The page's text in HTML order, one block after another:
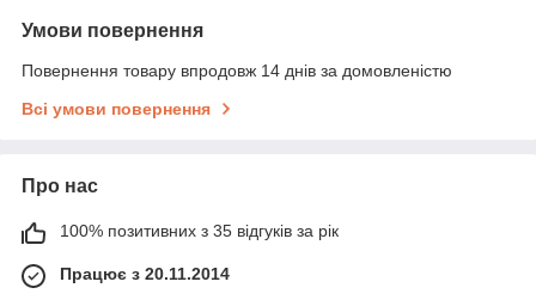
Умови повернення
Повернення товару впродовж 14 днів за домовленістю
Всі умови повернення
Про нас
100% позитивних з 35 відгуків за рік
Працює з 20.11.2014